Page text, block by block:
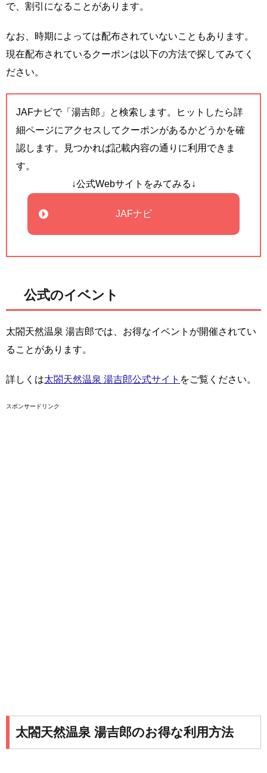
で、割引になることがあります。
なお、時期によっては配布されていないこともあります。
現在配布されているクーポンは以下の方法で探してみてく
ださい。
JAFナビで「湯吉郎」と検索します。ヒットしたら詳
細ページにアクセスしてクーポンがあるかどうかを確
認します。見つかれば記載内容の通りに利用できま
す。
↓公式Webサイトをみてみる↓
JAFナビ
公式のイベント
太閤天然温泉 湯吉郎では、お得なイベントが開催されてい
ることがあります。
詳しくは太閤天然温泉 湯吉郎公式サイト をご覧ください。
スポンサードリンク
太閤天然温泉 湯吉郎のお得な利用方法